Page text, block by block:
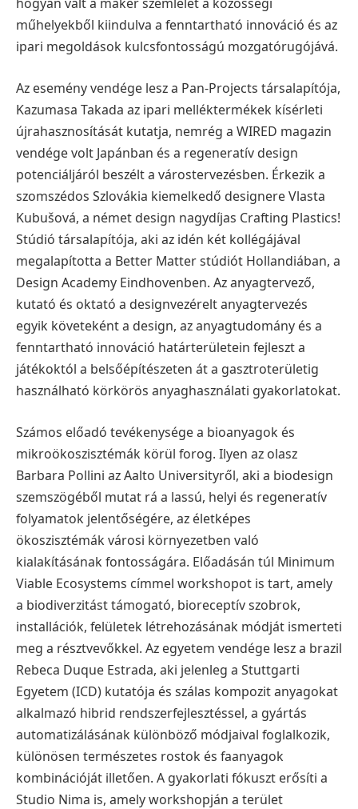
hogyan vált a maker szemlélet a közösségi
műhelyekből kiindulva a fenntartható innováció és az
ipari megoldások kulcsfontosságú mozgatórugójává.
Az esemény vendége lesz a Pan-Projects társalapítója,
Kazumasa Takada az ipari melléktermékek kísérleti
újrahasznosítását kutatja, nemrég a WIRED magazin
vendége volt Japánban és a regeneratív design
potenciáljáról beszélt a várostervezésben. Érkezik a
szomszédos Szlovákia kiemelkedő designere Vlasta
Kubušová, a német design nagydíjas Crafting Plastics!
Stúdió társalapítója, aki az idén két kollégájával
megalapította a Better Matter stúdiót Hollandiában, a
Design Academy Eindhovenben. Az anyagtervező,
kutató és oktató a designvezérelt anyagtervezés
egyik követeként a design, az anyagtudomány és a
fenntartható innováció határterületein fejleszt a
játékoktól a belsőépítészeten át a gasztroterületig
használható körkörös anyaghasználati gyakorlatokat.
Számos előadó tevékenysége a bioanyagok és
mikroökoszisztémák körül forog. Ilyen az olasz
Barbara Pollini az Aalto Universityről, aki a biodesign
szemszögéből mutat rá a lassú, helyi és regeneratív
folyamatok jelentőségére, az életképes
ökoszisztémák városi környezetben való
kialakításának fontosságára. Előadásán túl Minimum
Viable Ecosystems címmel workshopot is tart, amely
a biodiverzitást támogató, bioreceptív szobrok,
installációk, felületek létrehozásának módját ismerteti
meg a résztvevőkkel. Az egyetem vendége lesz a brazil
Rebeca Duque Estrada, aki jelenleg a Stuttgarti
Egyetem (ICD) kutatója és szálas kompozit anyagokat
alkalmazó hibrid rendszerfejlesztéssel, a gyártás
automatizálásának különböző módjaival foglalkozik,
különösen természetes rostok és faanyagok
kombinációját illetően. A gyakorlati fókuszt erősíti a
Studio Nima is, amely workshopján a terület